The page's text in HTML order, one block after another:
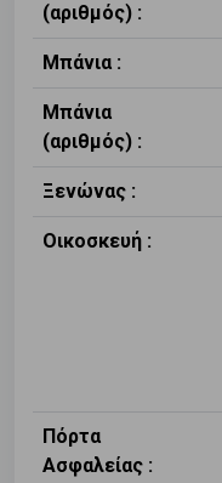
(αριθμός) :
Μπάνια :
Μπάνια
(αριθμός) :
Ξενώνας :
Οικοσκευή :
Πόρτα
Ασφαλείας :